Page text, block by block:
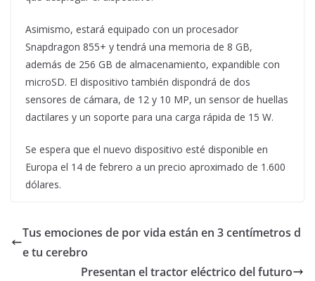
Asimismo, estará equipado con un procesador
Snapdragon 855+ y tendrá una memoria de 8 GB,
además de 256 GB de almacenamiento, expandible con
microSD. El dispositivo también dispondrá de dos
sensores de cámara, de 12 y 10 MP, un sensor de huellas
dactilares y un soporte para una carga rápida de 15 W.
Se espera que el nuevo dispositivo esté disponible en
Europa el 14 de febrero a un precio aproximado de 1.600
dólares.
Tus emociones de por vida están en 3 centímetros d
e tu cerebro
Presentan el tractor eléctrico del futuro